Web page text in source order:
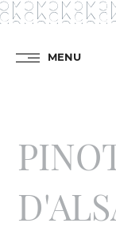
MENU